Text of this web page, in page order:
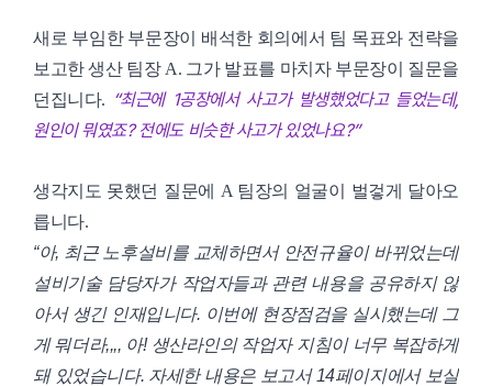
새로 부임한 부문장이 배석한 회의에서 팀 목표와 전략을
보고한 생산 팀장 A. 그가 발표를 마치자 부문장이 질문을
던집니다. “최근에 1공장에서 사고가 발생했었다고 들었는데,
원인이 뭐였죠? 전에도 비슷한 사고가 있었나요?”
생각지도 못했던 질문에 A 팀장의 얼굴이 벌겋게 달아오
릅니다.
“아, 최근 노후설비를 교체하면서 안전규율이 바뀌었는데
설비기술 담당자가 작업자들과 관련 내용을 공유하지 않
아서 생긴 인재입니다. 이번에 현장점검을 실시했는데 그
게 뭐더라,,,, 아! 생산라인의 작업자 지침이 너무 복잡하게
돼 있었습니다. 자세한 내용은 보고서 14페이지에서 보실